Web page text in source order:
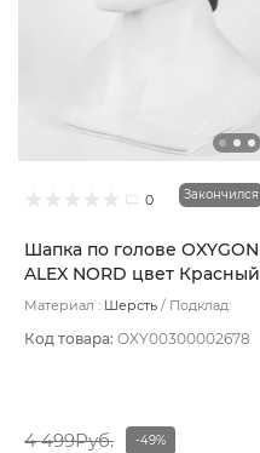
0 Закончился
Шапка по голове OXYGON
ALEX NORD цвет Красный
Материал : Шерсть
Подклад:
Код товара: OXY00300002678
4 499Руб. -49%